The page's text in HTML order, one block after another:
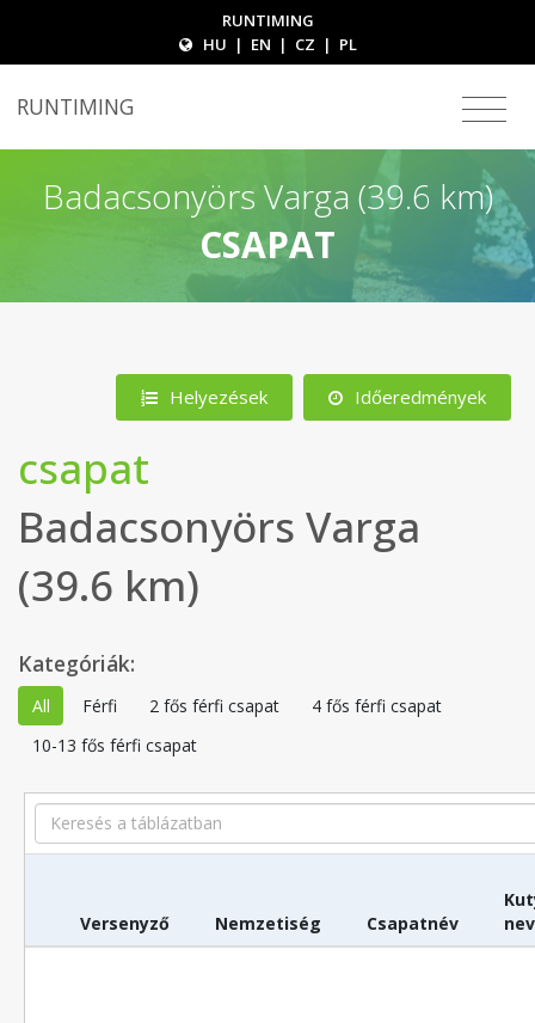
RUNTIMING
HU | EN | CZ | PL
RUNTIMING
Badacsonyörs Varga (39.6 km)
CSAPAT
Helyezések Időeredmények
csapat
Badacsonyörs Varga
(39.6 km)
Kategóriák:
All Férfi 2 fős férfi csapat
4 fős férfi csapat
10-13 fős férfi csapat
Search
Versenyző Nemzetiség Csapatnév